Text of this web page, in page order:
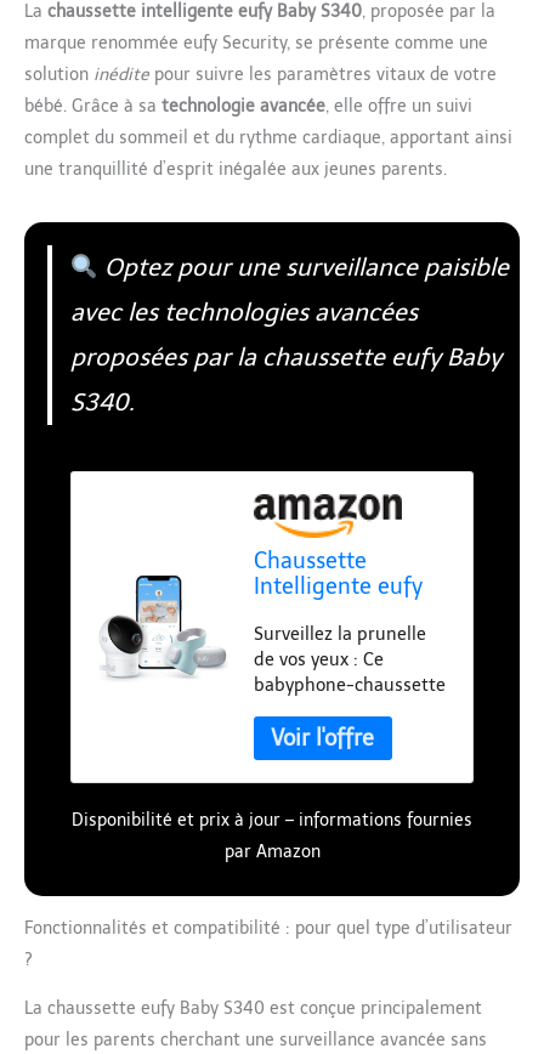
La chaussette intelligente eufy Baby S340, proposée par la
marque renommée eufy Security, se présente comme une
solution inédite pour suivre les paramètres vitaux de votre
bébé. Grâce à sa technologie avancée, elle offre un suivi
complet du sommeil et du rythme cardiaque, apportant ainsi
une tranquillité d’esprit inégalée aux jeunes parents.
Optez pour une surveillance paisible
avec les technologies avancées
proposées par la chaussette eufy Baby
S340.
Chaussette
Intelligente eufy
Surveillez la prunelle
de vos yeux : Ce
babyphone-chaussette
votre enfant et les
transmet à votre
téléphone, pour que
vous ayez toujours
Vision totale de la
Suivez de nombreuses
données, notamment le
cardiaque et le taux
d'oxygène dans le sang.
Disponibilité et prix à jour – informations fournies
par Amazon
Fonctionnalités et compatibilité : pour quel type d’utilisateur
?
La chaussette eufy Baby S340 est conçue principalement
pour les parents cherchant une surveillance avancée sans